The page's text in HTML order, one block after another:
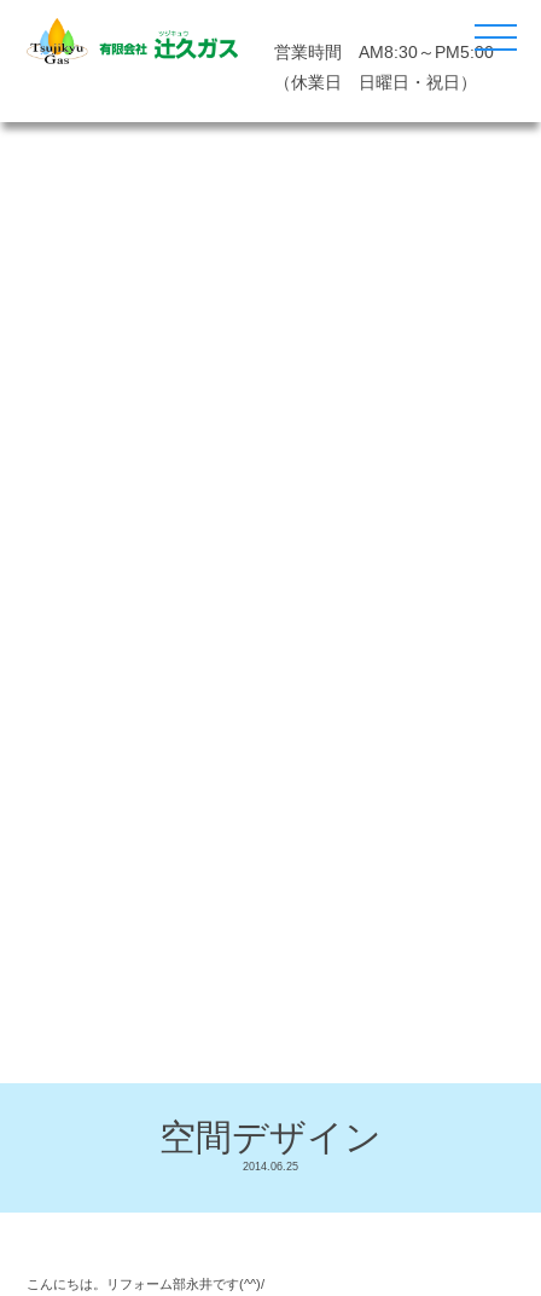
営業時間 AM8:30～PM5:00
（休業日 日曜日・祝日）
空間デザイン
2014.06.25
こんにちは。リフォーム部永井です(^^)/